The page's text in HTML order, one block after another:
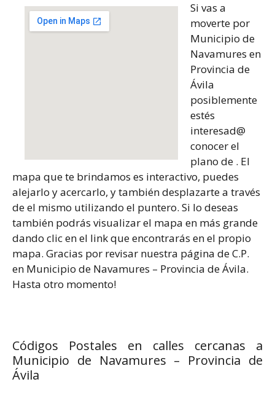
Si vas a
moverte por
Municipio de
Navamures en
Provincia de
Ávila
posiblemente
estés
interesad@
conocer el
plano de . El
mapa que te brindamos es interactivo, puedes
alejarlo y acercarlo, y también desplazarte a través
de el mismo utilizando el puntero. Si lo deseas
también podrás visualizar el mapa en más grande
dando clic en el link que encontrarás en el propio
mapa. Gracias por revisar nuestra página de C.P.
en Municipio de Navamures – Provincia de Ávila.
Hasta otro momento!
Códigos Postales en calles cercanas a
Municipio de Navamures – Provincia de
Ávila